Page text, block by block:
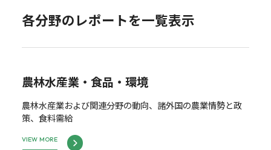
各分野のレポートを一覧表示
農林水産業・食品・環境
農林水産業および関連分野の動向、諸外国の農業情勢と政
策、食料需給
VIEW MORE